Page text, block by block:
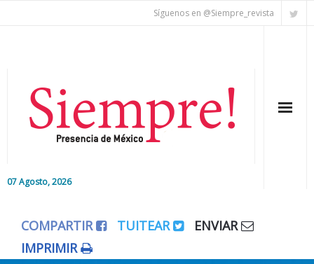
Síguenos en @Siempre_revista
07 Agosto, 2026
Editorial
COMPARTIR TUITEAR
ENVIAR
IMPRIMIR